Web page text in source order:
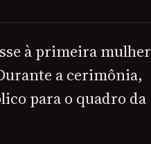
à primeira mulher
a cerimônia,
para o quadro da